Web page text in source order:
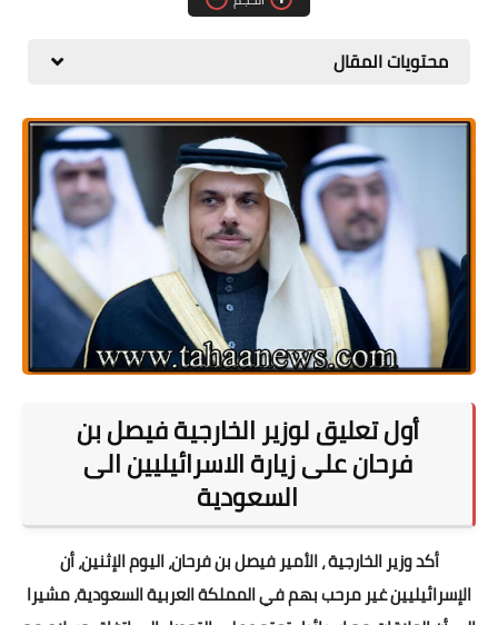
اقتصاد
سيارات
علوم وتكنولوجيا
تعليم
وظائف خالية
عروض
محتويات المقال
أول تعليق لوزير الخارجية فيصل بن
فرحان على زيارة الاسرائيليين الى
السعودية
أكد وزير الخارجية ، الأمير فيصل بن فرحان، اليوم الإثنين، أن
الإسرائيليين غير مرحب بهم في المملكة العربية السعودية، مشيرا